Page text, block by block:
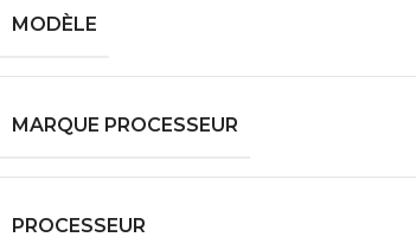
MODÈLE
MARQUE PROCESSEUR
PROCESSEUR